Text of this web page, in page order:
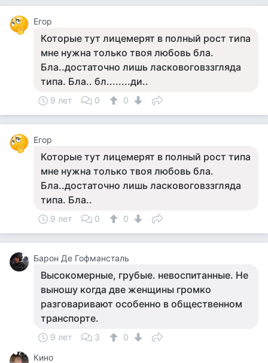
Егор
Которые тут лицемерят в полный рост типа
мне нужна только твоя любовь бла.
Бла..достаточно лишь ласковоговззгляда
типа. Бла.. бл........ди..
9 лет 0 0
Егор
Которые тут лицемерят в полный рост типа
мне нужна только твоя любовь бла.
Бла..достаточно лишь ласковоговззгляда
типа. Бла..
9 лет 0 0
Барон Де Гофмансталь
Высокомерные, грубые. невоспитанные. Не
выношу когда две женщины громко
разговаривают особенно в общественном
транспорте.
9 лет 3
0
Кино